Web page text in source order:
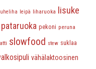
leipä liharuoka lisuke
pataruoka pekoni peruna
slowfood stew suklaa
vähälaktoosinen